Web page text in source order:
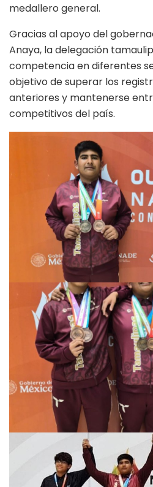
medallero general.
Gracias al apoyo del
Anaya, la delegación
competencia en diferentes
objetivo de superar los
anteriores y mantenerse
competitivos del país.